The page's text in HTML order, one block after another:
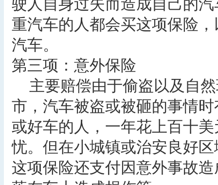
重汽车的人都会买这项保险
汽车。
第三项：意外保险
主要赔偿由于偷盗以及自
市，汽车被盗或被砸的事情
或好车的人，一年花上百十
忧。但在小城镇或治安良好
这项保险还支付因意外事故